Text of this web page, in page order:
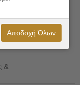
&
Αποδοχή Όλων